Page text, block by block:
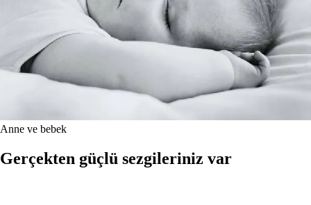
Anne ve bebek
Gerçekten güçlü sezgileriniz var